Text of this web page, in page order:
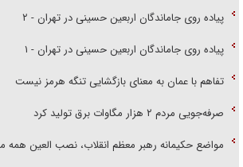
پیاده روی جاماندگان اربعین حسینی در تهران - ۲
پیاده روی جاماندگان اربعین حسینی در تهران - ۱
تفاهم با عمان به معنای بازگشایی تنگه هرمز نیست
صرفه‌جویی مردم ۲ هزار مگاوات برق تولید کرد
مواضع حکیمانه رهبر معظم انقلاب، نصب العین همه